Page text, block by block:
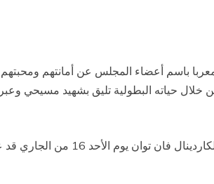
باسم أعضاء المجلس عن أمانتهم
حياته البطولية تليق بشهيد مسيحي
تجدر الإشارة إلى أن الكاردينال مارتينو وفي تمام